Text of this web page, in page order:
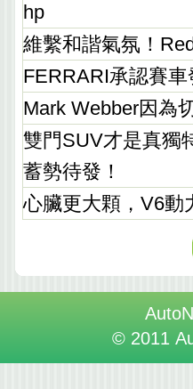
hp
維繫和諧氣氛！
FERRARI承認賽
Mark Webber因為
雙門SUV才是真獨
蓄勢待發！
心臟更大顆，V6動
© 2011